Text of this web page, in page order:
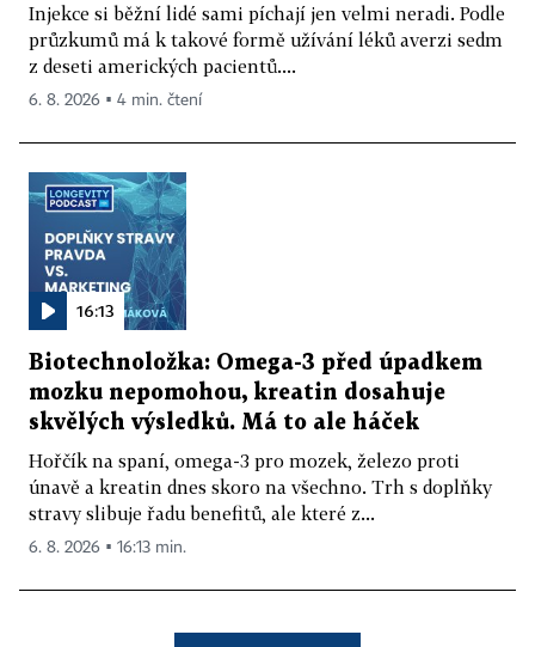
Injekce si běžní lidé sami píchají jen velmi neradi. Podle
průzkumů má k takové formě užívání léků averzi sedm
z deseti amerických pacientů....
6. 8. 2026 ▪ 4 min. čtení
16:13
Biotechnoložka: Omega-3 před úpadkem
mozku nepomohou, kreatin dosahuje
skvělých výsledků. Má to ale háček
Hořčík na spaní, omega-3 pro mozek, železo proti
únavě a kreatin dnes skoro na všechno. Trh s doplňky
stravy slibuje řadu benefitů, ale které z...
6. 8. 2026 ▪ 16:13 min.